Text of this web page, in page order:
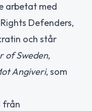
arbetat med
Defenders,
och står
of Sweden,
Angiveri, som
från